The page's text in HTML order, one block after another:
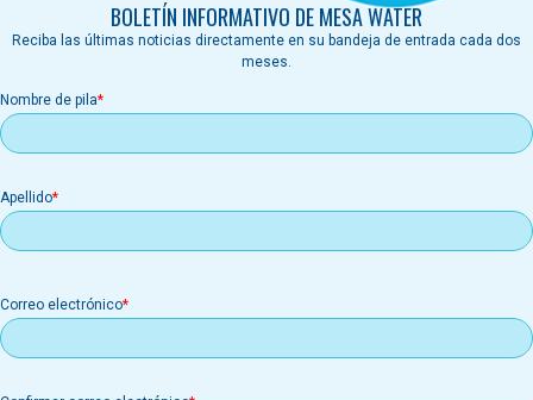
BOLETÍN INFORMATIVO DE MESA WATER
Reciba las últimas noticias directamente en su bandeja de entrada cada dos
meses.
Nombre de pila
Apellido
Correo
electrónico
Correo electrónico